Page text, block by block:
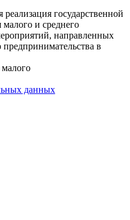
государственной
и среднего
направленных
в
данных